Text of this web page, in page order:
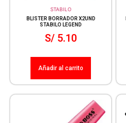
STABILO
BLISTER BORRADOR X2UND
STABILO LEGEND
S/ 5.10
Añadir al carrito